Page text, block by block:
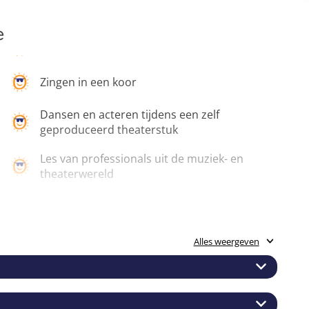
Zingen in een koor
Dansen en acteren tijdens een zelf
geproduceerd theaterstuk
Les van professionals uit de muziek- en
theaterwereld
Verschillende genres en stijlen proberen
Alles weergeven
te maken heeft voorbij komen. Verschillende